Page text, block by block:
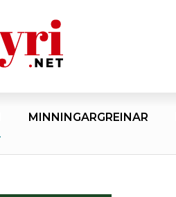
MINNINGARGREINAR